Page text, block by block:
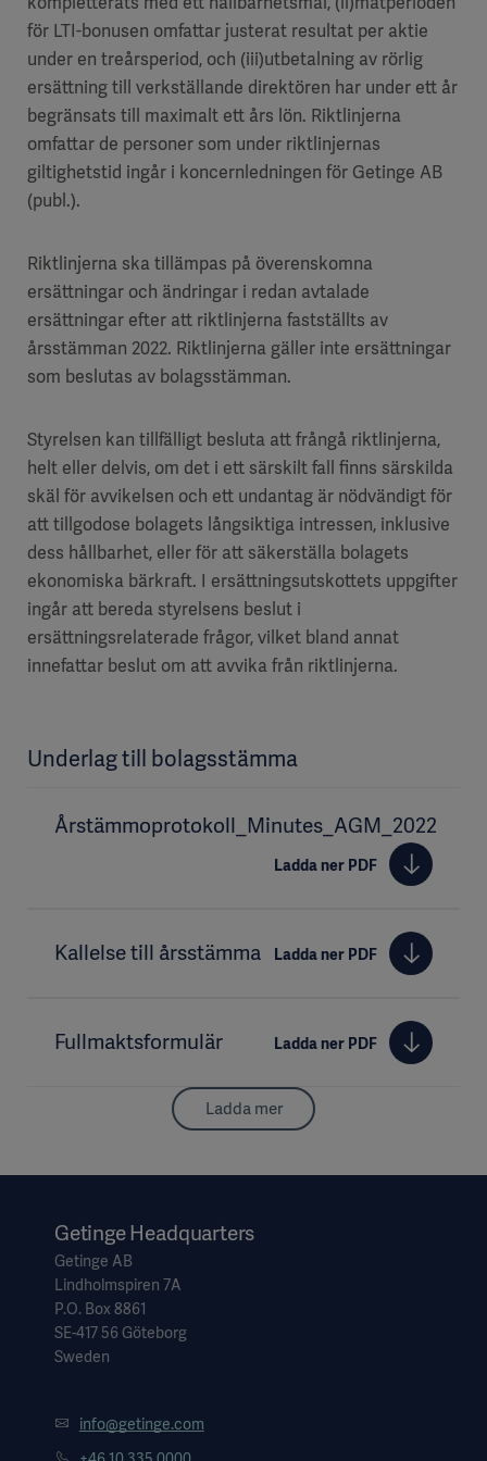
för LTI-bonusen omfattar justerat resultat per aktie
under en treårsperiod, och (iii)utbetalning av rörlig
ersättning till verkställande direktören har under ett år
begränsats till maximalt ett års lön. Riktlinjerna
omfattar de personer som under riktlinjernas
giltighetstid ingår i koncernledningen för Getinge AB
(publ.).
Riktlinjerna ska tillämpas på överenskomna
ersättningar och ändringar i redan avtalade
ersättningar efter att riktlinjerna fastställts av
årsstämman 2022. Riktlinjerna gäller inte ersättningar
som beslutas av bolagsstämman.
Styrelsen kan tillfälligt besluta att frångå riktlinjerna,
helt eller delvis, om det i ett särskilt fall finns särskilda
skäl för avvikelsen och ett undantag är nödvändigt för
att tillgodose bolagets långsiktiga intressen, inklusive
dess hållbarhet, eller för att säkerställa bolagets
ekonomiska bärkraft. I ersättningsutskottets uppgifter
ingår att bereda styrelsens beslut i
ersättningsrelaterade frågor, vilket bland annat
innefattar beslut om att avvika från riktlinjerna.
Underlag till bolagsstämma
Årstämmoprotokoll_Minutes_AGM_2022
Ladda ner PDF
Kallelse till årsstämma Ladda ner PDF
Fullmaktsformulär Ladda ner PDF
Ladda mer
Getinge Headquarters
Getinge AB
Lindholmspiren 7A
P.O. Box 8861
SE-417 56 Göteborg
Sweden
info@getinge.com